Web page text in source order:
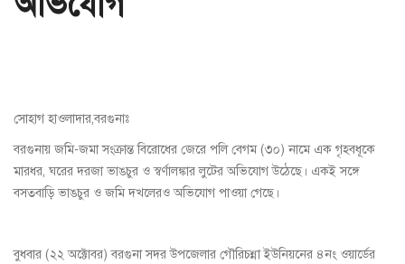
সোহাগ হাওলাদার,বরগুনাঃ
বরগুনায় জমি-জমা সংক্রান্ত বিরোধের জেরে পলি বেগম (৩০) নামে এক গৃহবধূকে
মারধর, ঘরের দরজা ভাঙচুর ও স্বর্ণালঙ্কার লুটের অভিযোগ উঠেছে। একই সঙ্গে
বসতবাড়ি ভাঙচুর ও জমি দখলেরও অভিযোগ পাওয়া গেছে।
বুধবার (২২ অক্টোবর) বরগুনা সদর উপজেলার গৌরিচন্না ইউনিয়নের ৪নং ওয়ার্ডের